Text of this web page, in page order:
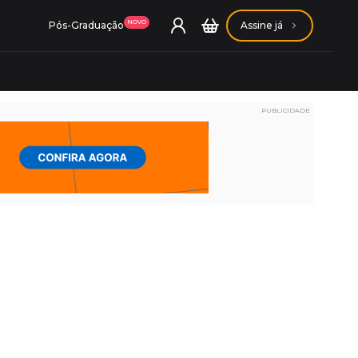
Pós-Graduação NOVO Assine já
Getúlio Vargas
PUBLICIDADE